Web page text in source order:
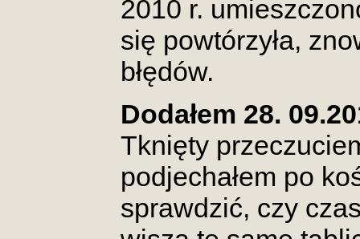
2010 r.
się powtórzyła,
błędów.
Dodałem 28.
Tknięty
podjechałem po
sprawdzić, czy